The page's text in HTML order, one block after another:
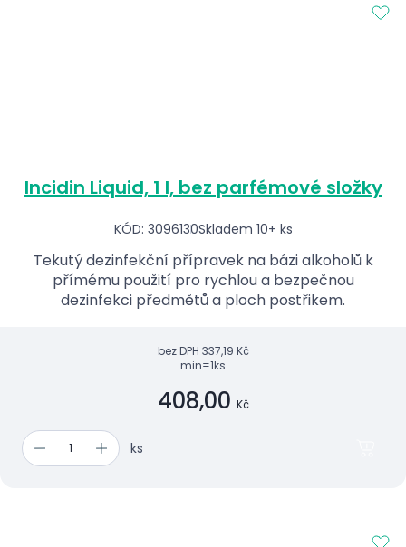
Incidin Liquid, 1 l, bez parfémové složky
KÓD: 3096130Skladem 10+ ks
Tekutý dezinfekční přípravek na bázi alkoholů k
přímému použití pro rychlou a bezpečnou
dezinfekci předmětů a ploch postřikem.
bez DPH 337,19 Kč
min=1ks
408,00 Kč
ks